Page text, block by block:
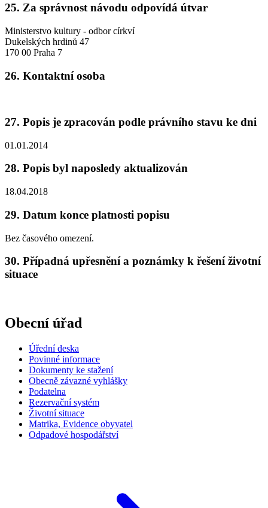
25. Za správnost návodu odpovídá útvar
Ministerstvo kultury - odbor církví
Dukelských hrdinů 47
170 00 Praha 7
26. Kontaktní osoba
27. Popis je zpracován podle právního stavu ke dni
01.01.2014
28. Popis byl naposledy aktualizován
18.04.2018
29. Datum konce platnosti popisu
Bez časového omezení.
30. Případná upřesnění a poznámky k řešení životní
situace
Obecní úřad
Úřední deska
Povinné informace
Dokumenty ke stažení
Obecně závazné vyhlášky
Podatelna
Rezervační systém
Životní situace
Matrika, Evidence obyvatel
Odpadové hospodářství